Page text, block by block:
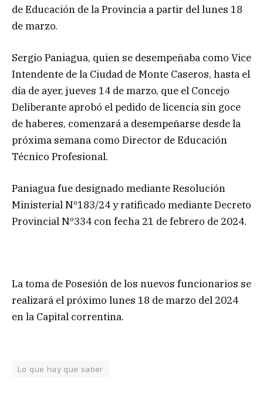
de Educación de la Provincia a partir del lunes 18
de marzo.
Sergio Paniagua, quien se desempeñaba como Vice
Intendente de la Ciudad de Monte Caseros, hasta el
día de ayer, jueves 14 de marzo, que el Concejo
Deliberante aprobó el pedido de licencia sin goce
de haberes, comenzará a desempeñarse desde la
próxima semana como Director de Educación
Técnico Profesional.
Paniagua fue designado mediante Resolución
Ministerial Nº183/24 y ratificado mediante Decreto
Provincial Nº334 con fecha 21 de febrero de 2024.
La toma de Posesión de los nuevos funcionarios se
realizará el próximo lunes 18 de marzo del 2024
en la Capital correntina.
Lo que hay que saber